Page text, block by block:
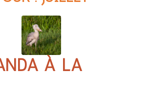
À LA